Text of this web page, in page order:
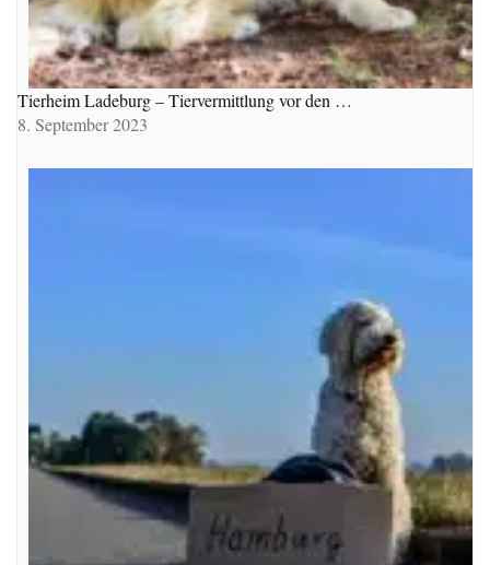
Tierheim Ladeburg – Tiervermittlung vor den …
8. September 2023